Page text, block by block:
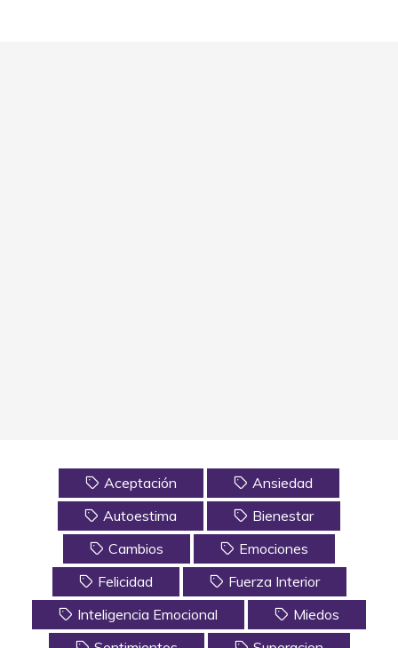
Aceptación
Ansiedad
Autoestima
Bienestar
Cambios
Emociones
Felicidad
Fuerza Interior
Inteligencia Emocional
Miedos